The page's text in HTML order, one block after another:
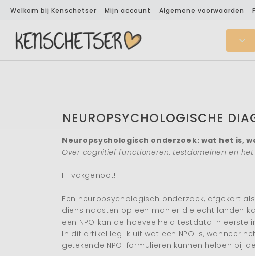
Welkom bij Kenschetser Mijn account Algemene voorwaarden
NEUROPSYCHOLOGISCHE
Neuropsychologisch onderzoek: wat het is,
Over cognitief functioneren, testdomeinen en
Hi vakgenoot!
Een neuropsychologisch onderzoek, afgekort
diens naasten op een manier die echt landen
een NPO kan de hoeveelheid testdata in eerste
In dit artikel leg ik uit wat een NPO is, wanneer
getekende NPO-formulieren kunnen helpen bij